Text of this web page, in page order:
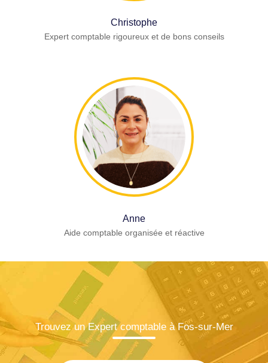
Christophe
Expert comptable rigoureux et de bons conseils
Anne
Aide comptable organisée et réactive
Trouvez un Expert comptable à Fos-sur-Mer